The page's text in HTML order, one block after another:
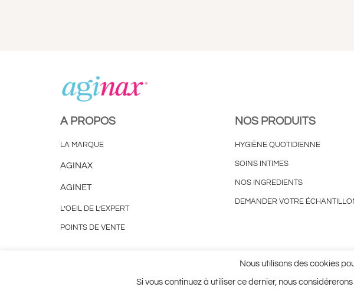
A PROPOS
LA MARQUE
AGINAX
AGINET
L’OEIL DE L’EXPERT
POINTS DE VENTE
NOS PRODUITS
HYGIÈNE QUOTIDIENNE
SOINS INTIMES
NOS INGREDIENTS
DEMANDER VOTRE
Utilisation des Cookies Conditions
Nous utilisons des cookies
Si vous continuez à utiliser ce dernier, nous